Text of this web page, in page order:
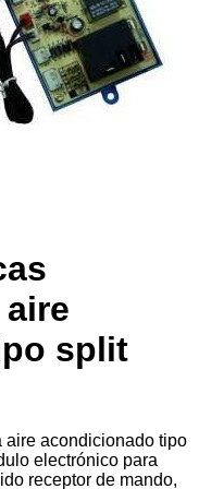
split
aire acondicionado tipo
electrónico para
receptor de mando,